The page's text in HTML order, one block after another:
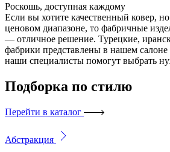
Роскошь, доступная каждому
Если вы хотите качественный ковер,
ценовом диапазоне, то фабричные
— отличное решение. Турецкие,
фабрики представлены в нашем
наши специалисты помогут выбрать
Подборка по стилю
Перейти в каталог
Абстракция